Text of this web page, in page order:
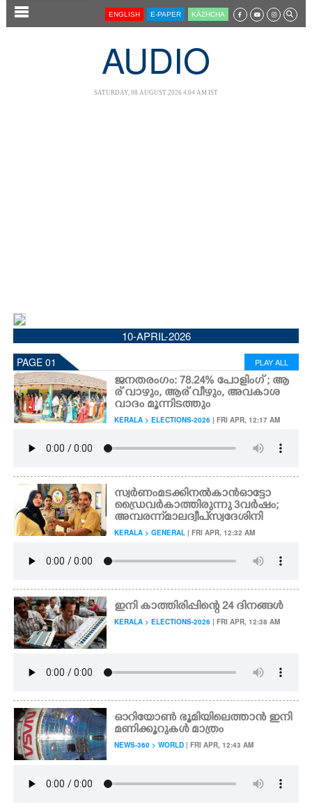
SECTIONS
CINEMA
OPINION
PHOTOS
LIFESTYLE
SPIRITUAL
INFO+
ART
ASTRO
CARTOONS
ZOOM
ENGLISH E-PAPER KĀZHCHA
AUDIO
SATURDAY, 08 AUGUST 2026 4.04 AM IST
10-APRIL-2026
PAGE 01 PLAY ALL
ജനതരംഗം: 78.24% പോളിംഗ് ; ആ
ര് വാഴും,​ ആര് വീഴും, അവകാശ
വാദം മൂന്നിടത്തും
KERALA > ELECTIONS-2026 | FRI APR, 12:17 AM
സ്വർണം മടക്കി നൽകാൻ ഓട്ടോ
ഡ്രൈവർ കാത്തിരുന്നു 3 വർഷം;
അമ്പരന്ന് മാലദ്വീപ് സ്വദേശിനി
KERALA > GENERAL | FRI APR, 12:32 AM
ഇനി കാത്തിരിപ്പിന്റെ 24 ദിനങ്ങൾ
KERALA > ELECTIONS-2026 | FRI APR, 12:38 AM
ഓറിയോൺ ഭൂമിയിലെത്താൻ ഇനി
മണിക്കൂറുകൾ മാത്രം
NEWS-360 > WORLD | FRI APR, 12:43 AM